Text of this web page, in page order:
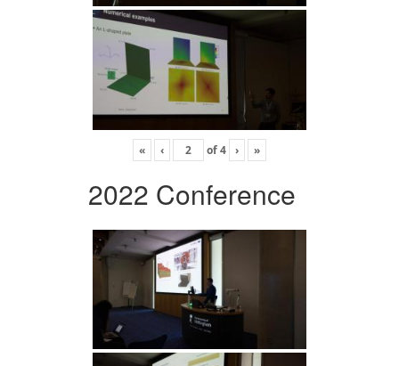
« ‹ of4 › »
2022 Conference